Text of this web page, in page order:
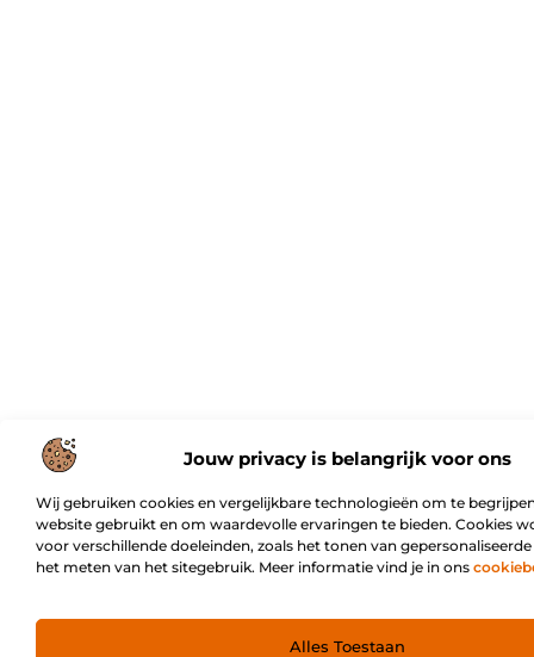
Jouw privacy is belangrijk voor ons
Wij gebruiken cookies en vergelijkbare technologieën om te
website gebruikt en om waardevolle ervaringen te bieden. Cookies
voor verschillende doeleinden, zoals het tonen van
het meten van het sitegebruik. Meer informatie vind je in ons
Alles Toestaan